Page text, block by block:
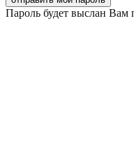
Пароль будет выслан Вам